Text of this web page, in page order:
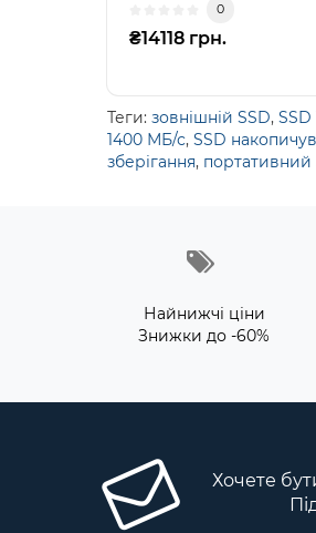
0
₴14118 грн.
Теги: зовнішній SSD, SSD
1400 МБ/с, SSD
зберігання, портативний
Найнижчі ціни
Знижки до -60%
Хочете